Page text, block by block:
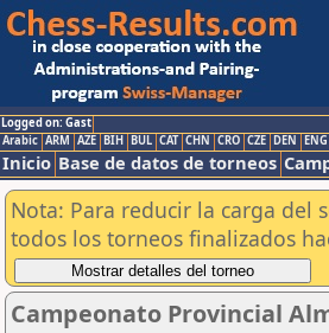
Logged on: Gast
Arabic ARM AZE BIH BUL CAT CHN CRO CZE DEN ENG
Inicio Base de datos de torneos
Nota: Para reducir la carga del
todos los torneos finalizados
Campeonato Provincial